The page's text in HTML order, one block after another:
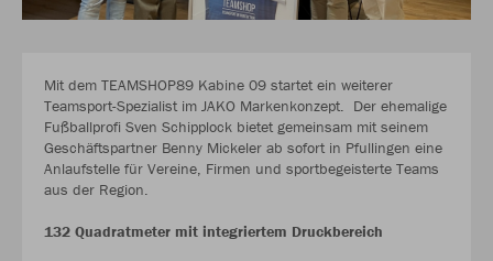
Mit dem TEAMSHOP89 Kabine 09 startet ein weiterer
Teamsport-Spezialist im JAKO Markenkonzept. Der ehemalige
Fußballprofi Sven Schipplock bietet gemeinsam mit seinem
Geschäftspartner Benny Mickeler ab sofort in Pfullingen eine
Anlaufstelle für Vereine, Firmen und sportbegeisterte Teams
aus der Region.
132 Quadratmeter mit integriertem Druckbereich